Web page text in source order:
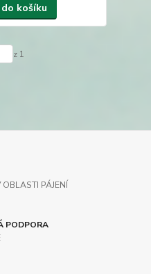
košíku
z 1
PÁJENÍ
PODPORA